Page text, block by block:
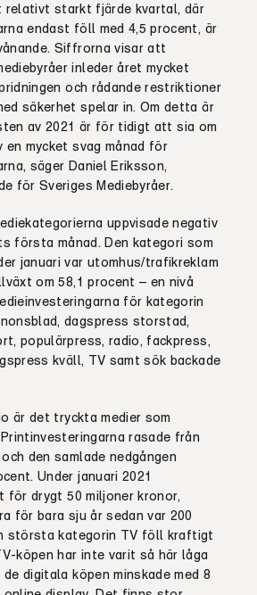
starkt fjärde kvartal, där
endast föll med 4,5 procent, är
Siffrorna visar att
inleder året mycket
och rådande restriktioner
säkerhet spelar in. Om detta är
av 2021 är för tidigt att sia om
en mycket svag månad för
säger Daniel Eriksson,
för Sveriges Mediebyråer.
uppvisade negativ
första månad. Den kategori som
januari var utomhus/trafikreklam
om 58,1 procent – en nivå
för kategorin
dagspress storstad,
populärpress, radio, fackpress,
kväll, TV samt sök backade
är det tryckta medier som
rasade från
den samlade nedgången
Under januari 2021
för drygt 50 miljoner kronor,
för bara sju år sedan var 200
största kategorin TV föll kraftigt
köpen har inte varit så här låga
de digitala köpen minskade med 8